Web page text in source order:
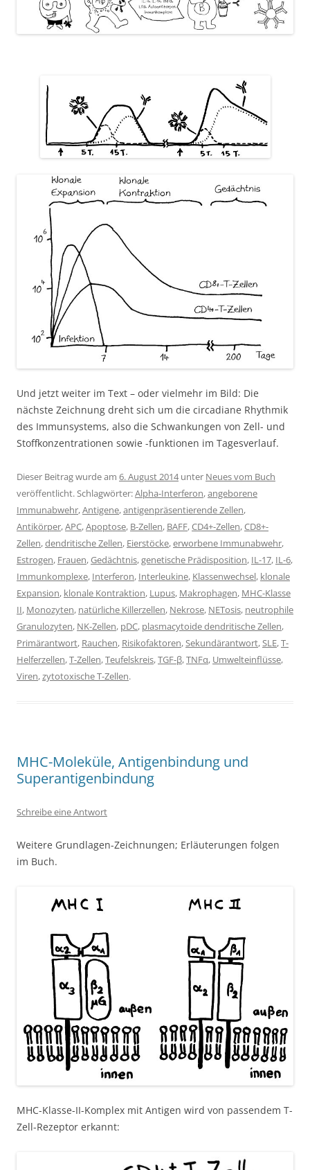
Und jetzt weiter im Text – oder vielmehr im Bild: Die
nächste Zeichnung dreht sich um die circadiane Rhythmik
des Immunsystems, also die Schwankungen von Zell- und
Stoffkonzentrationen sowie -funktionen im Tagesverlauf.
Dieser Beitrag wurde am 6. August 2014unter Neues vom Buch
veröffentlicht. Schlagwörter:Alpha-Interferon,angeborene
Immunabwehr,Antigene,antigenpräsentierende Zellen,
Antikörper,APC,Apoptose, B-Zellen, BAFF,CD4+-Zellen,CD8+-
Zellen,dendritische Zellen, Eierstöcke,erworbene Immunabwehr,
Estrogen, Frauen,Gedächtnis,genetische Prädisposition, IL-17, IL-6,
Immunkomplexe, Interferon, Interleukine, Klassenwechsel, klonale
Expansion, klonale Kontraktion, Lupus, Makrophagen, MHC-Klasse
II, Monozyten, natürliche Killerzellen, Nekrose, NETosis, neutrophile
Granulozyten, NK-Zellen, pDC, plasmacytoide dendritische Zellen,
Primärantwort, Rauchen, Risikofaktoren,Sekundärantwort,SLE,T-
Helferzellen,T-Zellen,Teufelskreis,TGF-β,TNFα, Umwelteinflüsse,
Viren,zytotoxische T-Zellen.
MHC-Moleküle, Antigenbindung und
Superantigenbindung
Schreibe eine Antwort
Weitere Grundlagen-Zeichnungen; Erläuterungen folgen
im Buch.
MHC-Klasse-II-Komplex mit Antigen wird von passendem T-
Zell-Rezeptor erkannt: